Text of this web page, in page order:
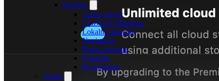
Flacbox
Audio player
Glazbena biblioteka
Lokalne datoteke
Navigacija
Popisi pjesama
Postavke
Povezivanja
Upute